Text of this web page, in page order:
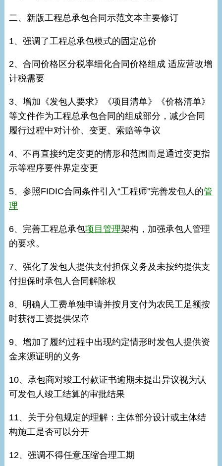
二、新版工程总承包合同示范文本主要修订
1、强调了工程总承包模式的固定总价
2、合同价格区分税率细化合同价格组成 适应营改增
计税需要
3、增加《发包人要求》《项目清单》《价格清单》
等文件作为工程总承包合同的组成部分，减少合同
履行过程中对计价、变更、索赔等争议
4、不再直接约定变更的情形和范围而是通过变更指
示等程序要件界定变更
5、参照FIDIC合同条件引入“工程师”完善发包人的管
理
6、完善工程总承包项目管理架构，加强承包人管理
的要求。
7、强化了发包人提供支付担保义务及未按约提供支
付担保时承包人合同解除权
8、明确人工费单独申请并按月支付为农民工足额按
时获得工资提供保障
9、增加了履约过程中出现约定情形时发包人提供资
金来源证明的义务
10、承包商对竣工付款证书逾期未提出异议视为认
可发包人竣工结算的审批结果
11、关于分包规定的理解：主体部分设计或主体结
构施工是否可以分开
12、强调不得任意压缩合理工期